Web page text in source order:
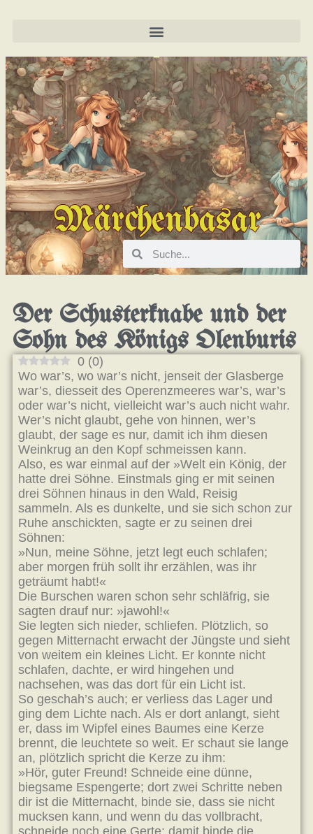
Märchenbasar
Der Schusterknabe und der
Sohn des Königs Olenburis
0 (0)
Wo war’s, wo war’s nicht, jenseit der Glasberge
war’s, diesseit des Operenzmeeres war’s, war’s
oder war’s nicht, vielleicht war’s auch nicht wahr.
Wer’s nicht glaubt, gehe von hinnen, wer’s
glaubt, der sage es nur, damit ich ihm diesen
Weinkrug an den Kopf schmeissen kann.
Also, es war einmal auf der »Welt ein König, der
hatte drei Söhne. Einstmals ging er mit seinen
drei Söhnen hinaus in den Wald, Reisig
sammeln. Als es dunkelte, und sie sich schon zur
Ruhe anschickten, sagte er zu seinen drei
Söhnen:
»Nun, meine Söhne, jetzt legt euch schlafen;
aber morgen früh sollt ihr erzählen, was ihr
geträumt habt!«
Die Burschen waren schon sehr schläfrig, sie
sagten drauf nur: »jawohl!«
Sie legten sich nieder, schliefen. Plötzlich, so
gegen Mitternacht erwacht der Jüngste und sieht
von weitem ein kleines Licht. Er konnte nicht
schlafen, dachte, er wird hingehen und
nachsehen, was das dort für ein Licht ist.
So geschah’s auch; er verliess das Lager und
ging dem Lichte nach. Als er dort anlangt, sieht
er, dass im Wipfel eines Baumes eine Kerze
brennt, die leuchtete so weit. Er schaut sie lange
an, plötzlich spricht die Kerze zu ihm:
»Hör, guter Freund! Schneide eine dünne,
biegsame Espengerte; dort zwei Schritte neben
dir ist die Mitternacht, binde sie, dass sie nicht
mucksen kann, und wenn du das vollbracht,
schneide noch eine Gerte; damit binde die